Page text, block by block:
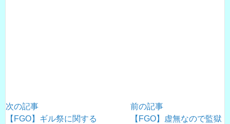
前の記事
【FGO】虚無なので監獄
次の記事
【FGO】ギル祭に関する